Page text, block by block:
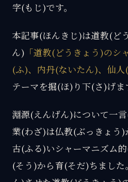
字(もじ)です。
本記事(ほんきじ)は道教(ど
ん) 「道教(どうきょう)のシ
(ふ)、内丹(ないたん)、仙人(
テーマを掘(ほ)り下(さ)げま
淵源(えんげん)について一
業(わざ)は仏教(ぶっきょう)
古(ふる)いシャーマニズム
(そう)から育(そだ)ちまし